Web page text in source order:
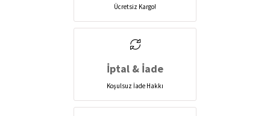
Ücretsiz Kargo!
İptal & İade
Koşulsuz İade Hakkı